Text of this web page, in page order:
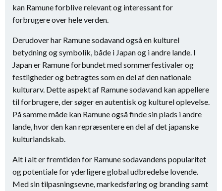
kan Ramune forblive relevant og interessant for
forbrugere over hele verden.
Derudover har Ramune sodavand også en kulturel
betydning og symbolik, både i Japan og i andre lande. I
Japan er Ramune forbundet med sommerfestivaler og
festligheder og betragtes som en del af den nationale
kulturarv. Dette aspekt af Ramune sodavand kan appellere
til forbrugere, der søger en autentisk og kulturel oplevelse.
På samme måde kan Ramune også finde sin plads i andre
lande, hvor den kan repræsentere en del af det japanske
kulturlandskab.
Alt i alt er fremtiden for Ramune sodavandens popularitet
og potentiale for yderligere global udbredelse lovende.
Med sin tilpasningsevne, markedsføring og branding samt